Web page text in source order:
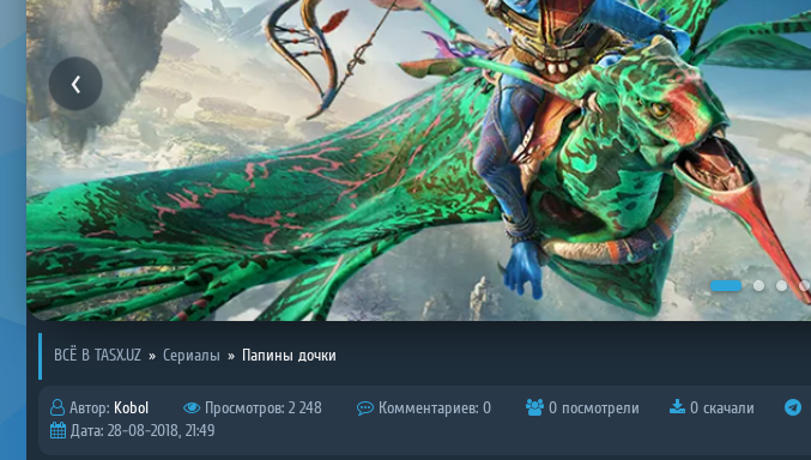
ВСЁ В TASX.UZ » Сериалы » Папины дочки
Автор: Kobol Просмотров: 2 248 Комментариев: 0 0 посмотрели 0 скачали
Дата: 28-08-2018, 21:49